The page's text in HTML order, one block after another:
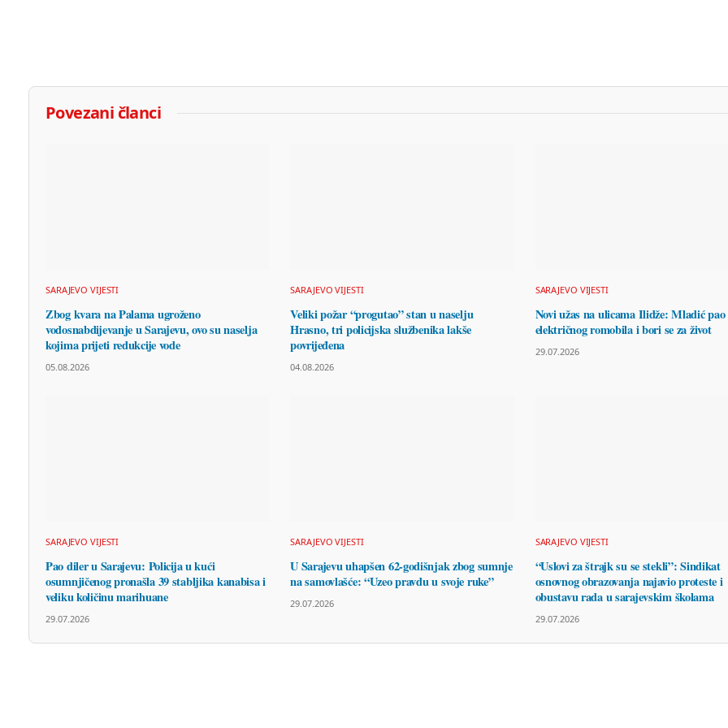
Povezani članci
SARAJEVO VIJESTI
Zbog kvara na Palama ugroženo
vodosnabdijevanje u Sarajevu, ovo su naselja
kojima prijeti redukcije vode
05.08.2026
SARAJEVO VIJESTI
Veliki požar “progutao” stan u naselju
Hrasno, tri policijska službenika lakše
povrijeđena
04.08.2026
SARAJEVO VIJESTI
Novi užas na ulicama Ilidže: Mladić pao
električnog romobila i bori se za život
29.07.2026
SARAJEVO VIJESTI
Pao diler u Sarajevu: Policija u kući
osumnjičenog pronašla 39 stabljika kanabisa i
veliku količinu marihuane
29.07.2026
SARAJEVO VIJESTI
U Sarajevu uhapšen 62-godišnjak zbog sumnje
na samovlašće: “Uzeo pravdu u svoje ruke”
29.07.2026
SARAJEVO VIJESTI
“Uslovi za štrajk su se stekli”: Sindikat
osnovnog obrazovanja najavio proteste i
obustavu rada u sarajevskim školama
29.07.2026